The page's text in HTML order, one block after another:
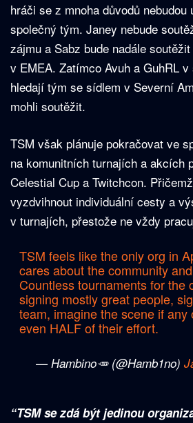
hráči se z mnoha důvodů nebudou
společný tým. Janey nebude
zájmu a Sabz bude nadále
v EMEA. Zatímco Avuh a GuhRL
hledají tým se sídlem v Severní
mohli soutěžit.
TSM však plánuje pokračovat ve
na komunitních turnajích a akcích
Celestial Cup a Twitchcon.
vyzdvihnout individuální cesty a
v turnajích, přestože ne vždy
TSM feels like the only org in
cares about the community
Countless tournaments for the
signing mostly great people,
team, imagine the scene if any
even HALF of their effort.
— Hambino🥕 (@Hamb1no)
“TSM se zdá být jedinou